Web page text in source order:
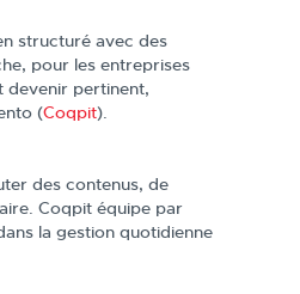
structuré avec des
pour les entreprises
devenir pertinent,
(Coqpit).
des contenus, de
Coqpit équipe par
la gestion quotidienne